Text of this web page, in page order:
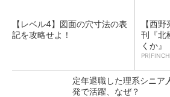
【レベル4】図面の穴寸法の表
記を攻略せよ！
【西
刊『北
くか』
定年退職した理系シニア
発で活躍、なぜ？